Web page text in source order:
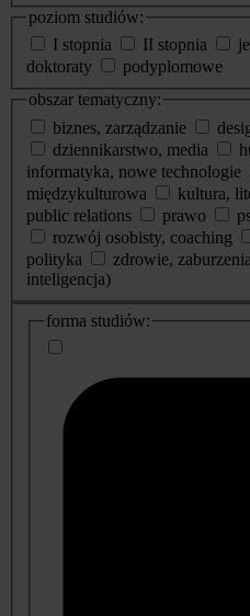
poziom studiów:
I stopnia
II stopnia
doktoraty
podyplomowe
obszar tematyczny:
biznes, zarządzanie
dziennikarstwo, media
informatyka, nowe technologie
międzykulturowa
kultura,
public relations
prawo
rozwój osobisty, coaching
polityka
zdrowie,
inteligencja)
dodatkowe
informacje
forma studiów: